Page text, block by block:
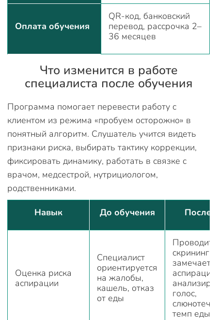
Оплата обучения
QR-код, банковский
перевод, рассрочка 2–
36 месяцев
Что изменится в работе
специалиста после обучения
Программа помогает перевести работу с
клиентом из режима «пробуем осторожно» в
понятный алгоритм. Слушатель учится видеть
признаки риска, выбирать тактику коррекции,
фиксировать динамику, работать в связке с
врачом, медсестрой, нутрициологом,
родственниками.
Навык До обучения После
Оценка риска
аспирации
Специалист
ориентируется
на жалобы,
кашель, отказ
от еды
Проводит
скрининг,
замечает
голос,
темп еды